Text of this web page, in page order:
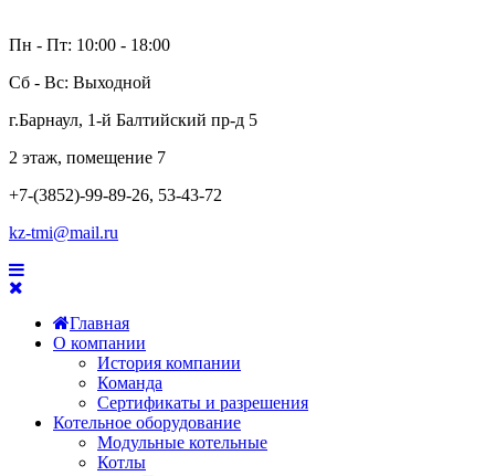
Пн - Пт: 10:00 - 18:00
Сб - Вс: Выходной
г.Барнаул, 1-й Балтийский пр-д 5
2 этаж, помещение 7
+7-(3852)-99-89-26, 53-43-72
kz-tmi@mail.ru
Главная
О компании
История компании
Команда
Сертификаты и разрешения
Котельное оборудование
Модульные котельные
Котлы